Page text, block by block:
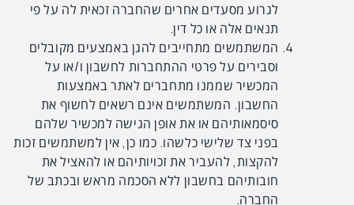
לגרוע מסעדים אחרים שהחברה זכאית לה על פי
תנאים אלה או כל דין.
המשתמשים מתחייבים להגן באמצעים מקובלים
וסבירים על פרטי ההתחברות לחשבון ו/או על
המכשיר שממנו מתחברים לאתר באמצעות
החשבון. המשתמשים אינם רשאים לחשוף את
סיסמאותיהם או את אופן הגישה למכשיר שלהם
בפני צד שלישי כלשהו. כמו כן, אין למשתמשים זכות
להקצות, להעביר את זכויותיהם או להאציל את
חובותיהם בחשבון ללא הסכמה מראש ובכתב של
החברה.